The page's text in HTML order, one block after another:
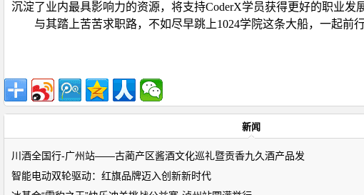
沉淀了业内最具影响力的资源，将支持CoderX学员获得更好的职业发
与其踏上苦苦求职路，不如尽早跳上1024学院这条大船，一起前
新闻
川酒全国行-广州站——古蔺产区酱酒文化巡礼暨贡香九久酒产品发
智能电动双轮驱动：红旗品牌迈入创新新时代